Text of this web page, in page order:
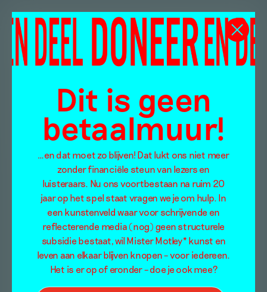
Dit is geen
betaalmuur!
…en dat moet zo blijven! Dat lukt ons niet meer
zonder financiële steun van lezers en
luisteraars. Nu ons voortbestaan na ruim 20
jaar op het spel staat vragen we je om hulp. In
een kunstenveld waar voor schrijvende en
reflecterende media (nog) geen structurele
subsidie bestaat, wil Mister Motley* kunst en
leven aan elkaar blijven knopen – voor iedereen.
Het is er op of eronder – doe je ook mee?